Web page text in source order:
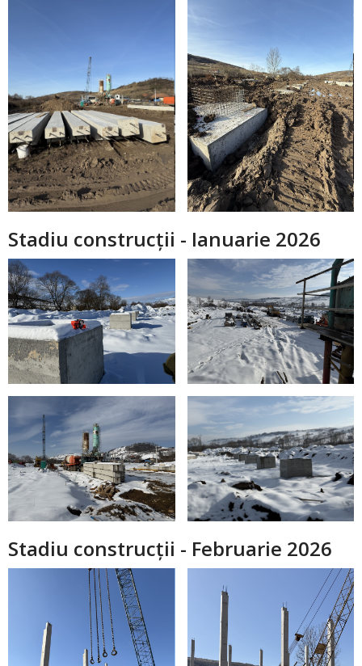
Stadiu construcții - Ianuarie 2026
Stadiu construcții - Februarie 2026